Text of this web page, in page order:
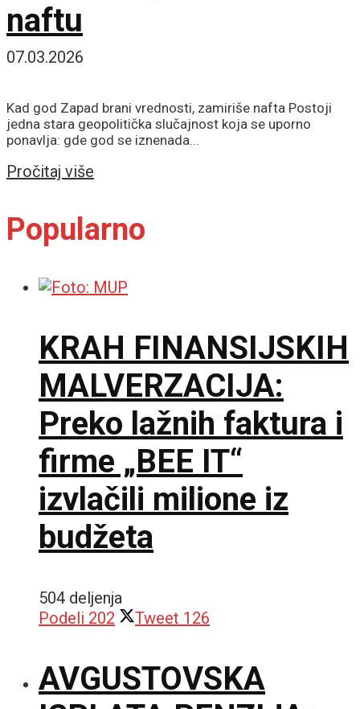
naftu
07.03.2026
Kad god Zapad brani vrednosti, zamiriše nafta Postoji
jedna stara geopolitička slučajnost koja se uporno
ponavlja: gde god se iznenada...
Pročitaj više
Popularno
KRAH FINANSIJSKIH
MALVERZACIJA:
Preko lažnih faktura i
firme „BEE IT“
izvlačili milione iz
budžeta
504 deljenja
Podeli 202 Tweet 126
AVGUSTOVSKA